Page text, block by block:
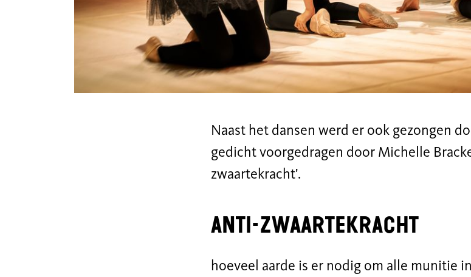
Naast het dansen werd er ook gezongen
gedicht voorgedragen door Michelle
zwaartekracht'.
Anti-zwaartekracht
hoeveel aarde is er nodig om alle munitie